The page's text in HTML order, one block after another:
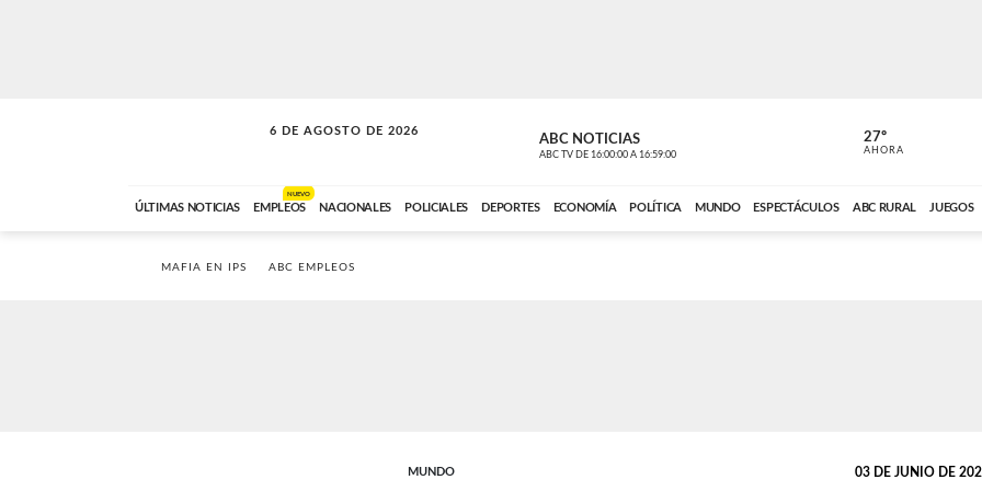
6 DE AGOSTO DE 2026
VITAMINAS ABC NOTICIAS
ABC TV DE 16:00:00 A 16:59:00 ABC CARDINAL
27º
AHORA
ÚLTIMAS NOTICIAS EMPLEOS
NUEVO
NACIONALES POLICIALES DEPORTES ECONOMÍA POLÍTICA MUNDO ESPECTÁCULOS ABC RURAL JUEGOS
MAFIA EN IPS ABC EMPLEOS
MUNDO 03 DE JUNIO DE